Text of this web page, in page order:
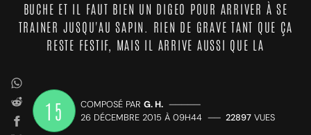
BUCHE ET IL FAUT BIEN UN DIGEO POUR ARRIVER À SE
TRAINER JUSQU'AU SAPIN. RIEN DE GRAVE TANT QUE ÇA
RESTE FESTIF, MAIS IL ARRIVE AUSSI QUE LA
15 COMPOSÉ PAR G. H. —————
26 DÉCEMBRE 2015 À 09H44 —— 22897 VUES